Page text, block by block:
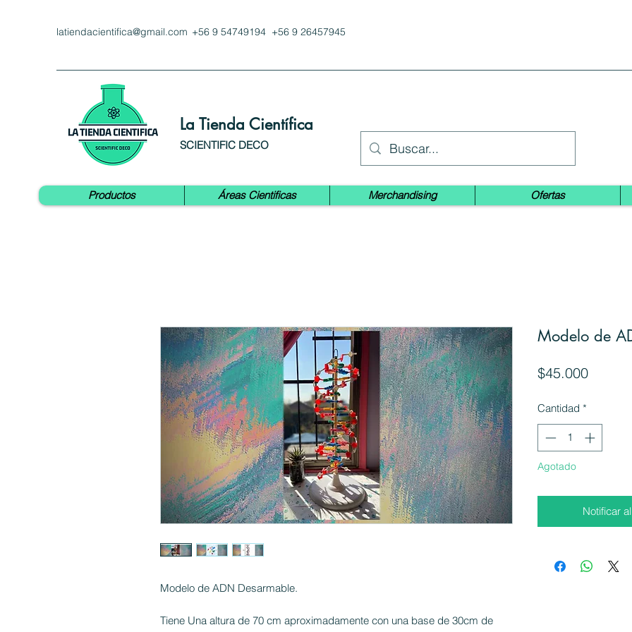
latiendacientifica@gmail.com +56 9 54749194 +56 9 26457945
La Tienda Científica
SCIENTIFIC DECO
Productos Áreas Cientificas Merchandising Ofertas
Modelo de ADN Desarmable.
Tiene Una altura de 70 cm aproximadamente con una base de 30cm de
Modelo de
$45.000Precio
Cantidad *
Agotado
Notificar